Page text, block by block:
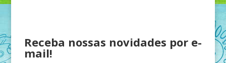
Receba nossas novidades por e-
mail!